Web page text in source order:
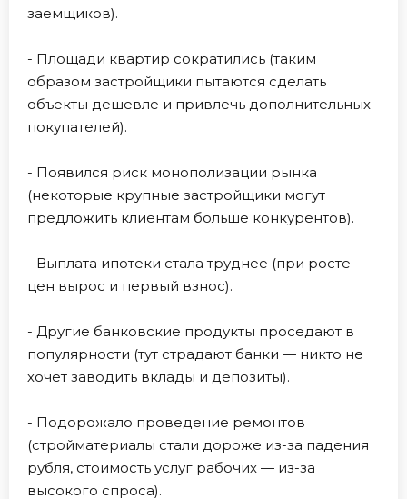
заемщиков).
- Площади квартир сократились (таким
образом застройщики пытаются сделать
объекты дешевле и привлечь дополнительных
покупателей).
- Появился риск монополизации рынка
(некоторые крупные застройщики могут
предложить клиентам больше конкурентов).
- Выплата ипотеки стала труднее (при росте
цен вырос и первый взнос).
- Другие банковские продукты проседают в
популярности (тут страдают банки — никто не
хочет заводить вклады и депозиты).
- Подорожало проведение ремонтов
(стройматериалы стали дороже из-за падения
рубля, стоимость услуг рабочих — из-за
высокого спроса).